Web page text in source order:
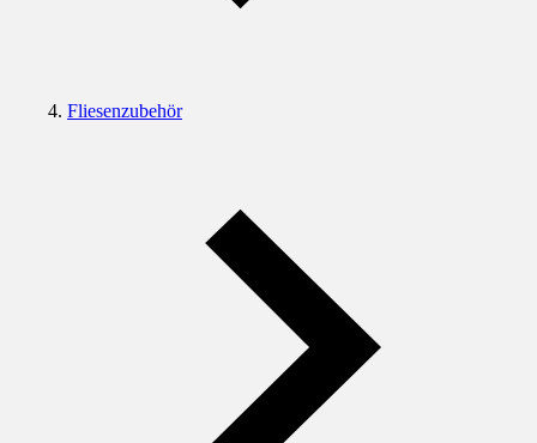
Fliesenzubehör